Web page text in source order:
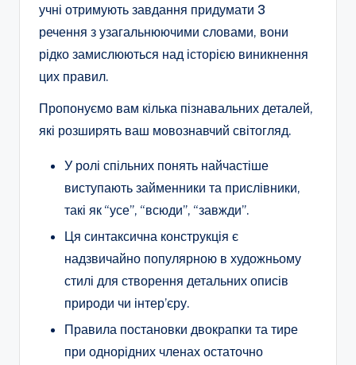
учні отримують завдання придумати 3
речення з узагальнюючими словами, вони
рідко замислюються над історією виникнення
цих правил.
Пропонуємо вам кілька пізнавальних деталей,
які розширять ваш мовознавчий світогляд.
У ролі спільних понять найчастіше
виступають займенники та прислівники,
такі як “усе”, “всюди”, “завжди”.
Ця синтаксична конструкція є
надзвичайно популярною в художньому
стилі для створення детальних описів
природи чи інтер’єру.
Правила постановки двокрапки та тире
при однорідних членах остаточно